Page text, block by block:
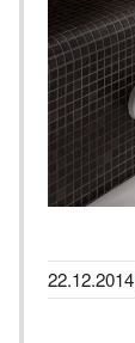
22.12.2014